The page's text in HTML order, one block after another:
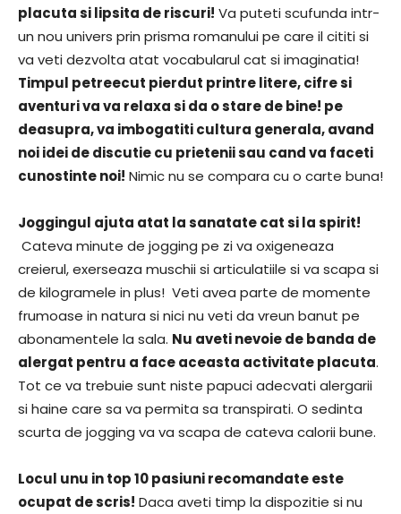
placuta si lipsita de riscuri! Va puteti scufunda intr-
un nou univers prin prisma romanului pe care il cititi si
va veti dezvolta atat vocabularul cat si imaginatia!
Timpul petreecut pierdut printre litere, cifre si
aventuri va va relaxa si da o stare de bine! pe
deasupra, va imbogatiti cultura generala, avand
noi idei de discutie cu prietenii sau cand va faceti
cunostinte noi! Nimic nu se compara cu o carte buna!
Joggingul ajuta atat la sanatate cat si la spirit!
Cateva minute de jogging pe zi va oxigeneaza
creierul, exerseaza muschii si articulatiile si va scapa si
de kilogramele in plus! Veti avea parte de momente
frumoase in natura si nici nu veti da vreun banut pe
abonamentele la sala. Nu aveti nevoie de banda de
alergat pentru a face aceasta activitate placuta.
Tot ce va trebuie sunt niste papuci adecvati alergarii
si haine care sa va permita sa transpirati. O sedinta
scurta de jogging va va scapa de cateva calorii bune.
Locul unu in top 10 pasiuni recomandate este
ocupat de scris! Daca aveti timp la dispozitie si nu